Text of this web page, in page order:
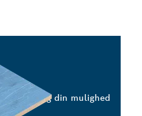
Vælg din mulighed